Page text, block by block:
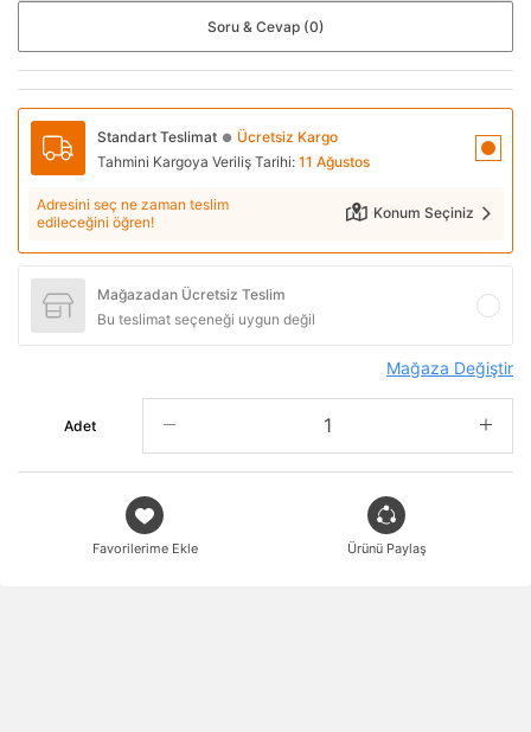
Soru & Cevap (0)
Standart Teslimat ● Ücretsiz Kargo
Tahmini Kargoya Veriliş Tarihi: 11 Ağustos
Adresini seç ne zaman teslim
edileceğini öğren!
Konum Seçiniz
Mağazadan Ücretsiz Teslim
Bu teslimat seçeneği uygun değil
Mağaza Değiştir
Adet
Favorilerime Ekle Ürünü Paylaş